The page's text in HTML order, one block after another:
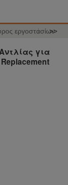
εργοστασίων
>>
για